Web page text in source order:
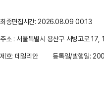
최종편집시간: 2026.08.09 00:13
주소 : 서울특별시 용산구 서빙고로
제호: 데일리안
등록일/발행일: